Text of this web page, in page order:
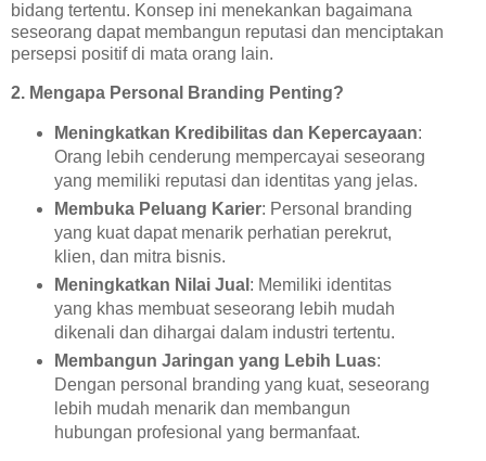
bidang tertentu. Konsep ini menekankan bagaimana
seseorang dapat membangun reputasi dan menciptakan
persepsi positif di mata orang lain.
2. Mengapa Personal Branding Penting?
Meningkatkan Kredibilitas dan Kepercayaan:
Orang lebih cenderung mempercayai seseorang
yang memiliki reputasi dan identitas yang jelas.
Membuka Peluang Karier: Personal branding
yang kuat dapat menarik perhatian perekrut,
klien, dan mitra bisnis.
Meningkatkan Nilai Jual : Memiliki identitas
yang khas membuat seseorang lebih mudah
dikenali dan dihargai dalam industri tertentu.
Membangun Jaringan yang Lebih Luas:
Dengan personal branding yang kuat, seseorang
lebih mudah menarik dan membangun
hubungan profesional yang bermanfaat.